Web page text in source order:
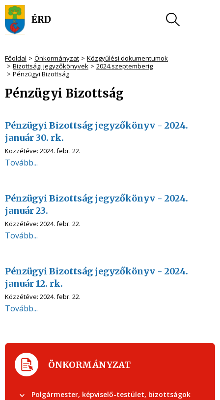
Főoldal Önkormányzat
Közgyűlési dokumentumok
Bizottsági jegyzőkönyvek
2024.szeptemberig
Pénzügyi Bizottság
Pénzügyi Bizottság
Pénzügyi Bizottság jegyzőkönyv - 2024.
január 30. rk.
Közzétéve: 2024. febr. 22.
Tovább...
Pénzügyi Bizottság jegyzőkönyv - 2024.
január 23.
Közzétéve: 2024. febr. 22.
Tovább...
Pénzügyi Bizottság jegyzőkönyv - 2024.
január 12. rk.
Közzétéve: 2024. febr. 22.
Tovább...
ÖNKORMÁNYZAT
Polgármester, képviselő-testület, bizottságok